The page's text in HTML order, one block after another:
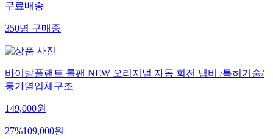
무료배송
350명 구매중
바이탈플랜트 롤팬 NEW 오리지널 자동 회전 냄비 /특허기술/
통가열입체구조
149,000원
27%109,000원